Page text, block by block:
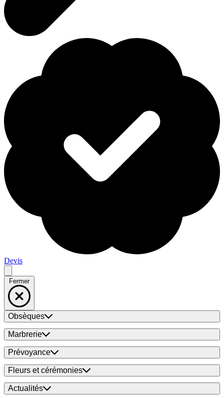
Devis
Fermer
Obsèques
Marbrerie
Prévoyance
Fleurs et cérémonies
Actualités